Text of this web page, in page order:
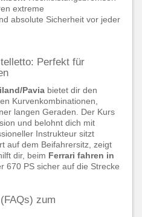
extreme
absolute Sicherheit vor jeder
Perfekt für
Pavia bietet dir den
Kurvenkombinationen,
langen Geraden. Der Kurs
und belohnt dich mit
Instrukteur sitzt
auf dem Beifahrersitz, zeigt
dir, beim Ferrari fahren in
670 PS sicher auf die Strecke
zum